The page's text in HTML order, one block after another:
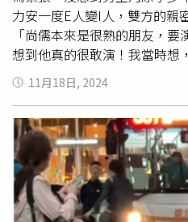
力安一度E人變I人，雙方的親
「尚儒本來是很熟的朋友，
想到他真的很敢演！我當時想
過申力安吵架戲狂飆英文倒
她因出手太狠，拍完才發現自
次挑戰在MV中有戲劇演出。
in the dark》歌曲表達情侶分
力安需演出分手後的心境，迷
方的身影，她與江尚儒需扮演
大吵鬧分手的情境。吵架時
回她：「講中文啦！」彷彿真
11月18日, 2024